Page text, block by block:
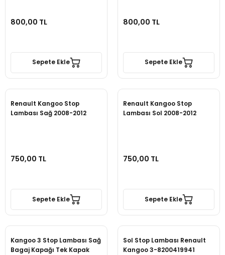
800,00 TL
Sepete Ekle
800,00 TL
Sepete Ekle
Renault Kangoo Stop
Lambası Sağ 2008-2012
750,00 TL
Sepete Ekle
Renault Kangoo Stop
Lambası Sol 2008-2012
750,00 TL
Sepete Ekle
Kangoo 3 Stop Lambası Sağ
Bagaj Kapağı Tek Kapak
Sol Stop Lambası Renault
Kangoo 3-8200419941